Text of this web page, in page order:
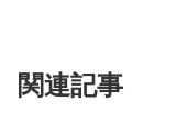
関連記事